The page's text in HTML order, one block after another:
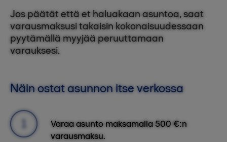
Jos päätät että et haluakaan asuntoa, saat
varausmaksusi takaisin kokonaisuudessaan
pyytämällä myyjää peruuttamaan
varauksesi.
Näin ostat asunnon itse verkossa
Varaa asunto maksamalla 500 €:n
varausmaksu.